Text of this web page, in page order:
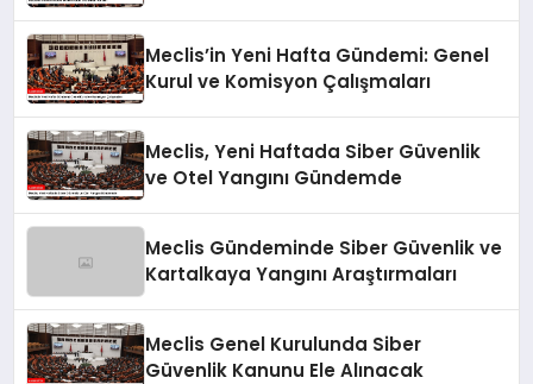
Meclis’in Yeni Hafta Gündemi: Genel
Kurul ve Komisyon Çalışmaları
Meclis, Yeni Haftada Siber Güvenlik
ve Otel Yangını Gündemde
Meclis Gündeminde Siber Güvenlik ve
Kartalkaya Yangını Araştırmaları
Meclis Genel Kurulunda Siber
Güvenlik Kanunu Ele Alınacak